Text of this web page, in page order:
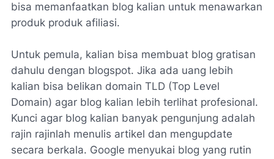
bisa memanfaatkan blog kalian untuk menawarkan
produk produk afiliasi.
Untuk pemula, kalian bisa membuat blog gratisan
dahulu dengan blogspot. Jika ada uang lebih
kalian bisa belikan domain TLD (Top Level
Domain) agar blog kalian lebih terlihat profesional.
Kunci agar blog kalian banyak pengunjung adalah
rajin rajinlah menulis artikel dan mengupdate
secara berkala. Google menyukai blog yang rutin